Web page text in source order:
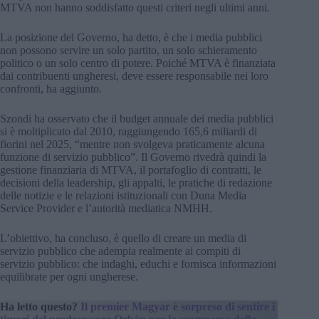
MTVA non hanno soddisfatto questi criteri negli ultimi anni.
La posizione del Governo, ha detto, è che i media pubblici
non possono servire un solo partito, un solo schieramento
politico o un solo centro di potere. Poiché MTVA è finanziata
dai contribuenti ungheresi, deve essere responsabile nei loro
confronti, ha aggiunto.
Szondi ha osservato che il budget annuale dei media pubblici
si è moltiplicato dal 2010, raggiungendo 165,6 miliardi di
fiorini nel 2025, “mentre non svolgeva praticamente alcuna
funzione di servizio pubblico”. Il Governo rivedrà quindi la
gestione finanziaria di MTVA, il portafoglio di contratti, le
decisioni della leadership, gli appalti, le pratiche di redazione
delle notizie e le relazioni istituzionali con Duna Media
Service Provider e l’autorità mediatica NMHH.
L’obiettivo, ha concluso, è quello di creare un media di
servizio pubblico che adempia realmente ai compiti di
servizio pubblico: che indaghi, educhi e fornisca informazioni
equilibrate per ogni ungherese.
Ha letto questo? Il premier Magyar è sorpreso di sentire i